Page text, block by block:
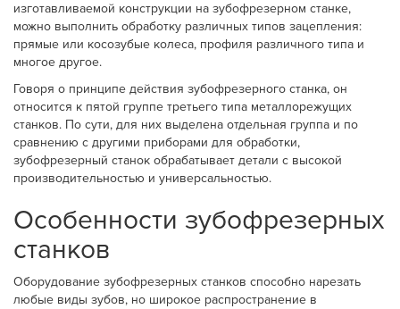
изготавливаемой конструкции на зубофрезерном станке,
можно выполнить обработку различных типов зацепления:
прямые или косозубые колеса, профиля различного типа и
многое другое.
Говоря о принципе действия зубофрезерного станка, он
относится к пятой группе третьего типа металлорежущих
станков. По сути, для них выделена отдельная группа и по
сравнению с другими приборами для обработки,
зубофрезерный станок обрабатывает детали с высокой
производительностью и универсальностью.
Особенности зубофрезерных
станков
Оборудование зубофрезерных станков способно нарезать
любые виды зубов, но широкое распространение в